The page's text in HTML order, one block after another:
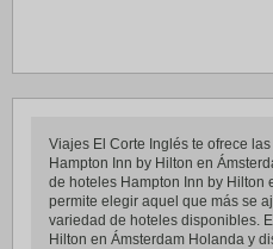
Viajes El Corte Inglés te ofrece
Hampton Inn by Hilton en
de hoteles Hampton Inn by Hilton
permite elegir aquel que más se
variedad de hoteles disponibles.
Hilton en Ámsterdam Holanda y